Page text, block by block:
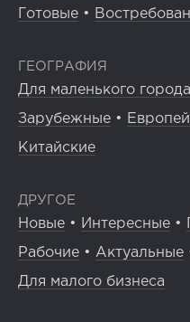
Готовые •
ГЕОГРАФИЯ
Для маленького города
Зарубежные •
Китайские
ДРУГОЕ
Новые • Интересные •
Рабочие • Актуальные
Для малого бизнеса